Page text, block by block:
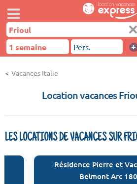
+
Vacances Italie
Location vacances
LES LOCATIONS DE VACANCES SUR
Résidence Pierre et
Belmont Arc